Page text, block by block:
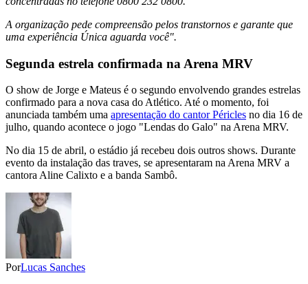
A organização pede compreensão pelos transtornos e garante que
uma experiência Única aguarda você".
Segunda estrela confirmada na Arena MRV
O show de Jorge e Mateus é o segundo envolvendo grandes estrelas
confirmado para a nova casa do Atlético. Até o momento, foi
anunciada também uma apresentação do cantor Péricles no dia 16 de
julho, quando acontece o jogo "Lendas do Galo" na Arena MRV.
No dia 15 de abril, o estádio já recebeu dois outros shows. Durante
evento da instalação das traves, se apresentaram na Arena MRV a
cantora Aline Calixto e a banda Sambô.
PorLucas Sanches